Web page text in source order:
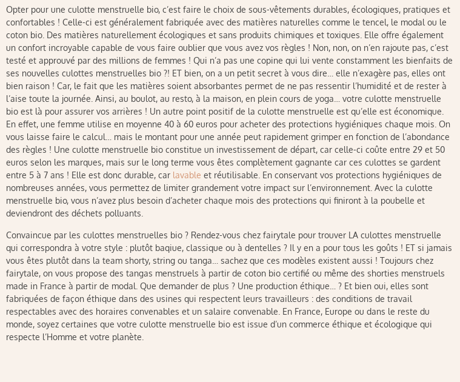
Opter pour une culotte menstruelle bio, c’est faire le choix de sous-vêtements durables, écologiques, pratiques et
confortables ! Celle-ci est généralement fabriquée avec des matières naturelles comme le tencel, le modal ou le
coton bio. Des matières naturellement écologiques et sans produits chimiques et toxiques. Elle offre également
un confort incroyable capable de vous faire oublier que vous avez vos règles ! Non, non, on n’en rajoute pas, c’est
testé et approuvé par des millions de femmes ! Qui n’a pas une copine qui lui vente constamment les bienfaits de
ses nouvelles culottes menstruelles bio ?! ET bien, on a un petit secret à vous dire… elle n’exagère pas, elles ont
bien raison ! Car, le fait que les matières soient absorbantes permet de ne pas ressentir l’humidité et de rester à
l’aise toute la journée. Ainsi, au boulot, au resto, à la maison, en plein cours de yoga… votre culotte menstruelle
bio est là pour assurer vos arrières ! Un autre point positif de la culotte menstruelle est qu’elle est économique.
En effet, une femme utilise en moyenne 40 à 60 euros pour acheter des protections hygiéniques chaque mois. On
vous laisse faire le calcul… mais le montant pour une année peut rapidement grimper en fonction de l’abondance
des règles ! Une culotte menstruelle bio constitue un investissement de départ, car celle-ci coûte entre 29 et 50
euros selon les marques, mais sur le long terme vous êtes complètement gagnante car ces culottes se gardent
entre 5 à 7 ans ! Elle est donc durable, car lavable et réutilisable. En conservant vos protections hygiéniques de
nombreuses années, vous permettez de limiter grandement votre impact sur l’environnement. Avec la culotte
menstruelle bio, vous n’avez plus besoin d’acheter chaque mois des protections qui finiront à la poubelle et
deviendront des déchets polluants.
Convaincue par les culottes menstruelles bio ? Rendez-vous chez fairytale pour trouver LA culottes menstruelle
qui correspondra à votre style : plutôt baqiue, classique ou à dentelles ? Il y en a pour tous les goûts ! ET si jamais
vous êtes plutôt dans la team shorty, string ou tanga… sachez que ces modèles existent aussi ! Toujours chez
fairytale, on vous propose des tangas menstruels à partir de coton bio certifié ou même des shorties menstruels
made in France à partir de modal. Que demander de plus ? Une production éthique… ? Et bien oui, elles sont
fabriquées de façon éthique dans des usines qui respectent leurs travailleurs : des conditions de travail
respectables avec des horaires convenables et un salaire convenable. En France, Europe ou dans le reste du
monde, soyez certaines que votre culotte menstruelle bio est issue d’un commerce éthique et écologique qui
respecte l’Homme et votre planète.